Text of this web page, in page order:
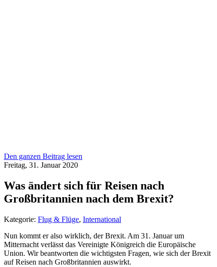
Den ganzen Beitrag lesen
Freitag, 31. Januar 2020
Was ändert sich für Reisen nach
Großbritannien nach dem Brexit?
Kategorie: Flug & Flüge, International
Nun kommt er also wirklich, der Brexit. Am 31. Januar um
Mitternacht verlässt das Vereinigte Königreich die Europäische
Union. Wir beantworten die wichtigsten Fragen, wie sich der Brexit
auf Reisen nach Großbritannien auswirkt.